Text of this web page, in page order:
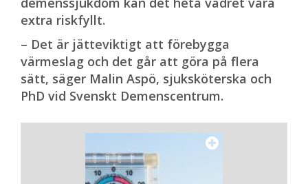
Finns det några frågor eller situationer
som unga anhöriga ofta tar upp?
– Det kan vara både högt och lågt. Något
som är vanligt är att man tror att man är
ensam, och känner sig ensam. ”Det finns
ingen annan som har det så här”, är en
vanlig känsla. Många upplever också att de
bär ett väldigt stort ansvar, och undrar
över vad de kan få hjälp med – eller om de
extra riskfyllt.
– Det är jätteviktigt att förebygga
värmeslag och det går att göra på flera
sätt, säger Malin Aspö, sjuksköterska och
PhD vid Svenskt Demenscentrum.